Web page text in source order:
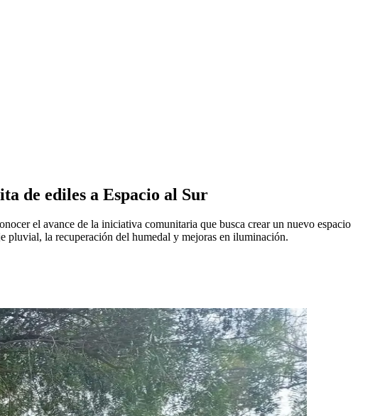
de ediles a Espacio al Sur
el avance de la iniciativa comunitaria que busca crear un nuevo espacio
pluvial, la recuperación del humedal y mejoras en iluminación.